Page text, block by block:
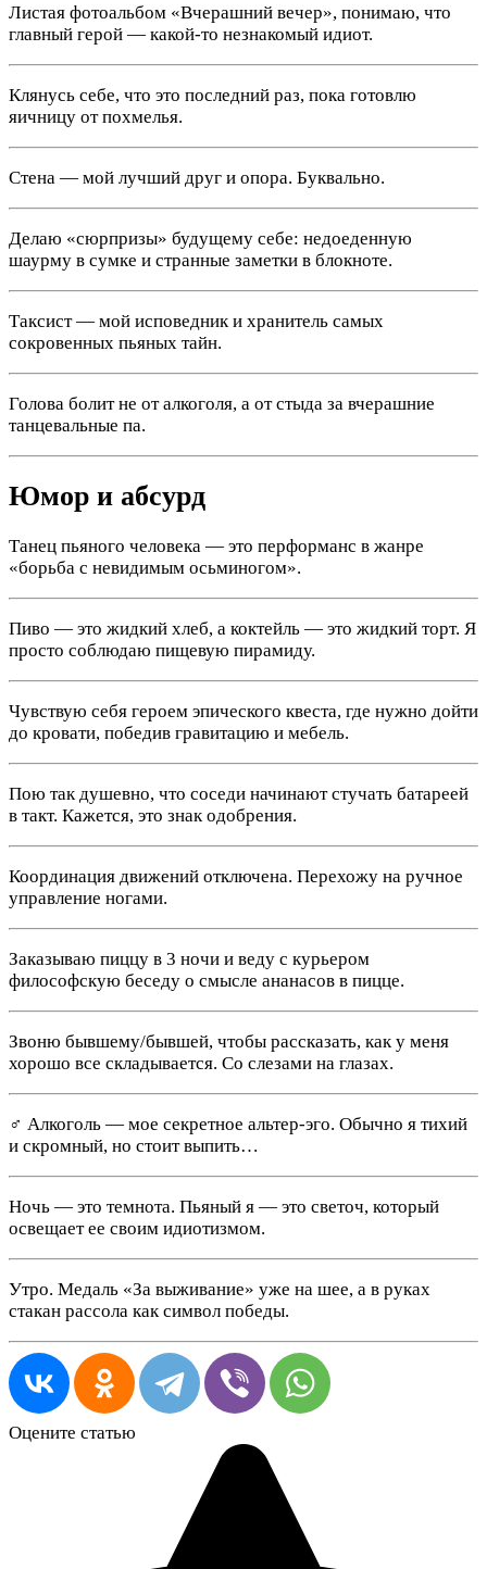
Листая фотоальбом «Вчерашний вечер», понимаю, что
главный герой — какой-то незнакомый идиот.
Клянусь себе, что это последний раз, пока готовлю
яичницу от похмелья.
Стена — мой лучший друг и опора. Буквально.
Делаю «сюрпризы» будущему себе: недоеденную
шаурму в сумке и странные заметки в блокноте.
Таксист — мой исповедник и хранитель самых
сокровенных пьяных тайн.
Голова болит не от алкоголя, а от стыда за вчерашние
танцевальные па.
Юмор и абсурд
Танец пьяного человека — это перформанс в жанре
«борьба с невидимым осьминогом».
Пиво — это жидкий хлеб, а коктейль — это жидкий торт. Я
просто соблюдаю пищевую пирамиду.
Чувствую себя героем эпического квеста, где нужно дойти
до кровати, победив гравитацию и мебель.
Пою так душевно, что соседи начинают стучать батареей
в такт. Кажется, это знак одобрения.
Координация движений отключена. Перехожу на ручное
управление ногами.
Заказываю пиццу в 3 ночи и веду с курьером
философскую беседу о смысле ананасов в пицце.
Звоню бывшему/бывшей, чтобы рассказать, как у меня
хорошо все складывается. Со слезами на глазах.
‍♂️ Алкоголь — мое секретное альтер-эго. Обычно я тихий
и скромный, но стоит выпить…
Ночь — это темнота. Пьяный я — это светоч, который
освещает ее своим идиотизмом.
Утро. Медаль «За выживание» уже на шее, а в руках
стакан рассола как символ победы.
Оцените статью